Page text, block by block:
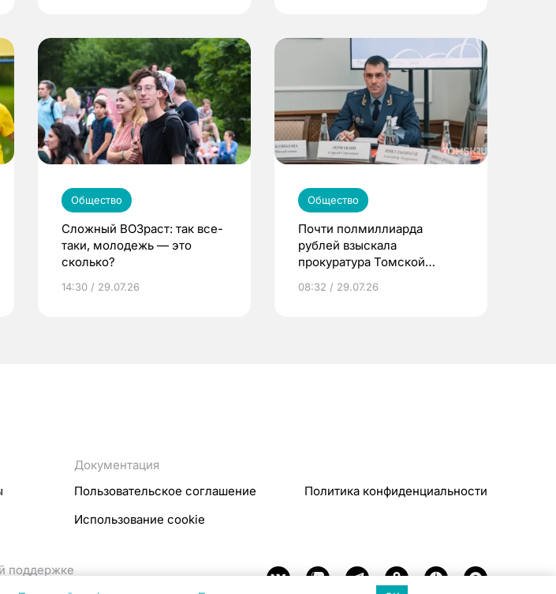
Общество
Сложный ВОЗраст: так все-
таки, молодежь — это
сколько?
14:30 / 29.07.26
Общество
Почти полмиллиарда
рублей взыскала
прокуратура Томской
08:32 / 29.07.26
Документация
Пользовательское соглашение
Политика конфиденциальности
Использование cookie
поддержке